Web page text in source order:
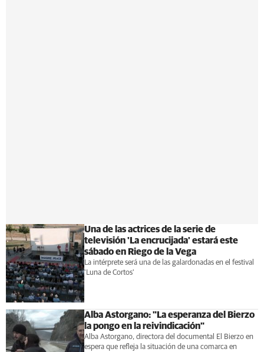
Una de las actrices de la serie de
televisión 'La encrucijada' estará este
sábado en Riego de la Vega
La intérprete será una de las galardonadas en el festival
'Luna de Cortos'
Alba Astorgano: "La esperanza del Bierzo
la pongo en la reivindicación"
Alba Astorgano, directora del documental El Bierzo en
espera que refleja la situación de una comarca en